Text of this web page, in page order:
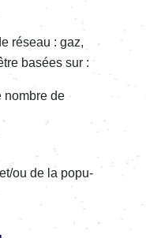
réseau : gaz,
basées sur :
nombre de
ou de la popu­